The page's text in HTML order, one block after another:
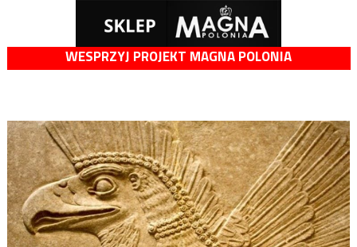
WESPRZYJ PROJEKT MAGNA POLONIA